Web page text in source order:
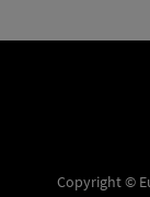
Copyright ©